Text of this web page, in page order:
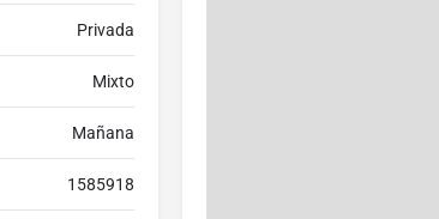
Privada
Mixto
Mañana
1585918